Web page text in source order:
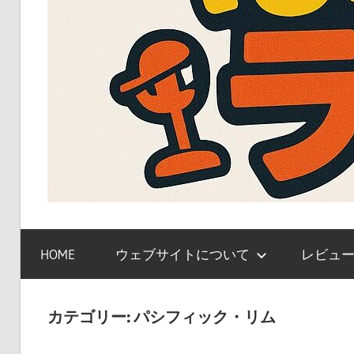
ン
プ
ラ、
ャ
HOME ウェブサイトについて レビュ
カテゴリー:パシフィック・リム